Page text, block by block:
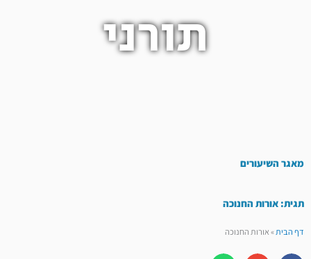
תורני
מאגר השיעורים
תגית: אורות החנוכה
דף הבית»אורות החנוכה